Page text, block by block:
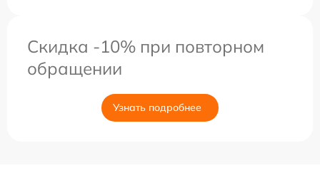
Скидка -10% при повторном
обращении
Узнать подробнее